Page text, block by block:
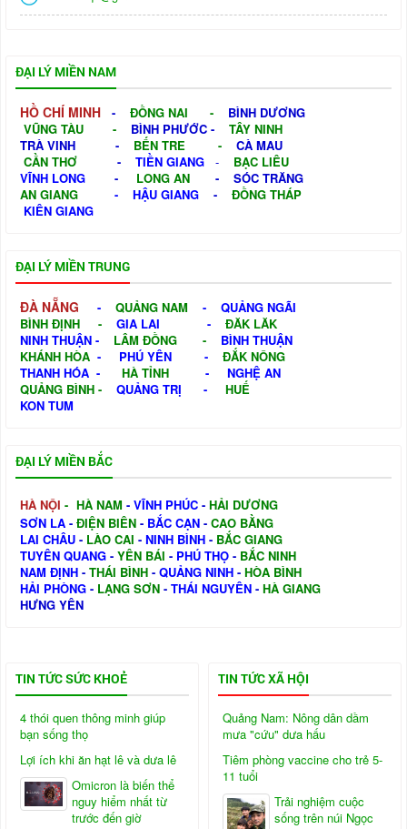
ĐẠI LÝ MIỀN NAM
HỒ CHÍ MINH - ĐỒNG NAI - BÌNH DƯƠNG
VŨNG TÀU - BÌNH PHƯỚC - TÂY NINH
TRÀ VINH - BẾN TRE - CÀ MAU
CẦN THƠ - TIỀN GIANG - BẠC LIÊU
VĨNH LONG
- LONG AN - SÓC TRĂNG
AN GIANG
- HẬU GIANG -
ĐỒNG THÁP
KIÊN GIANG
ĐẠI LÝ MIỀN TRUNG
ĐÀ NẴNG - QUẢNG NAM - QUẢNG NGÃI
BÌNH ĐỊNH
- GIA LAI - ĐĂK LĂK
NINH THUẬN - LÂM ĐỒNG - BÌNH THUẬN
KHÁNH HÒA - PHÚ YÊN -
ĐẮK NÔNG
THANH HÓA - HÀ TỈNH -
NGHỆ AN
QUẢNG BÌNH - QUẢNG TRỊ -
HUẾ
KON TUM
ĐẠI LÝ MIỀN BẮC
HÀ NỘI - HÀ NAM - VĨNH PHÚC - HẢI DƯƠNG
SƠN LA - ĐIỆN BIÊN - BẮC CẠN - CAO BẰNG
LAI CHÂU - LÀO CAI - NINH BÌNH - BẮC GIANG
TUYÊN QUANG - YÊN BÁI - PHÚ THỌ - BẮC NINH
NAM ĐỊNH - THÁI BÌNH - QUẢNG NINH - HÒA BÌNH
HẢI PHÒNG - LẠNG SƠN - THÁI NGUYÊN - HÀ GIANG
HƯNG YÊN
TIN TỨC SỨC KHOẺ
4 thói quen thông minh giúp
bạn sống thọ
Lợi ích khi ăn hạt lê và dưa lê
Omicron là biến thể
nguy hiểm nhất từ
trước đến giờ
TIN TỨC XÃ HỘI
Quảng Nam: Nông dân dầm
mưa "cứu" dưa hấu
Tiêm phòng vaccine cho trẻ 5-
11 tuổi
Trải nghiệm cuộc
sống trên núi Ngọc